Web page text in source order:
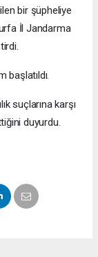
bir şüpheliye
İl Jandarma
başlatıldı.
suçlarına karşı
duyurdu.